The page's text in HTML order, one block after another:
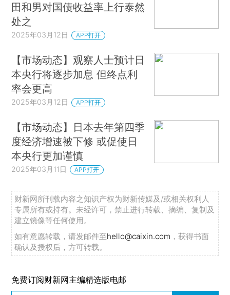
田和男对国债收益率上行泰然
处之
2025年03月12日 APP打开
【市场动态】观察人士预计日
本央行将逐步加息 但终点利
率会更高
2025年03月12日 APP打开
【市场动态】日本去年第四季
度经济增速被下修 或促使日
本央行更加谨慎
2025年03月11日 APP打开
财新网所刊载内容之知识产权为财新传媒及/或相关权利人
专属所有或持有。未经许可，禁止进行转载、摘编、复制及
建立镜像等任何使用。
如有意愿转载，请发邮件至hello@caixin.com ，获得书面
确认及授权后，方可转载。
免费订阅财新网主编精选版电邮